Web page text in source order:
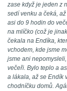
zase když je jeden z
sedí venku a čeká,
asi do 9 hodin do
na mlíčko (což je
čekala na Endíka,
vchodem, kde jsme
jsme ani
večeři. Bylo teplo a
a lákala, až se Endík
chodníčku domů.